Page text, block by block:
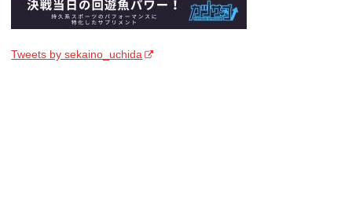
Tweets by sekaino_uchida